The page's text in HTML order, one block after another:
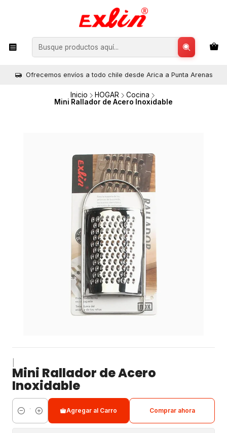
Ofrecemos envíos a todo chile desde Arica a Punta Arenas
Inicio HOGAR
Cocina
Mini Rallador de Acero Inoxidable
Mini Rallador de Acero
Inoxidable
Cantidad
Agregar al Carro Comprar ahora